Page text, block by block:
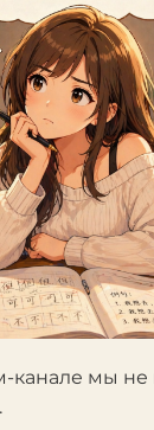
канале мы не